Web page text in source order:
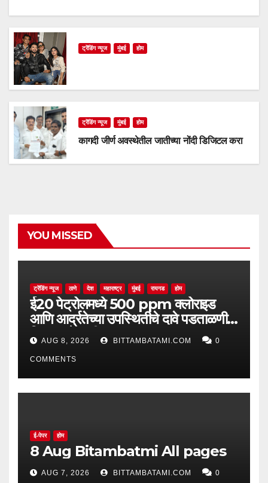
ट्रेंडिंग न्यूज मुंबई होम
ट्रेंडिंग न्यूज मुंबई होम
कागदी जीर्ण अवस्थेतील जातीच्या नोंदी डिजिटल करा
YOU MISSED
ट्रेंडिंग न्यूज ठाणे देश महाराष्ट्र मुंबई रायगड होम
ई20 पेट्रोलमध्ये 500 ppm क्लोराइड
आणि आर्द्रतेच्या उपस्थितीचे दावे पडताळणीत
सिद्ध झाले नाहीत
AUG 8, 2026 BITTAMBATAMI.COM 0
COMMENTS
ई-पेपर होम
8 Aug Bitambatmi All pages
AUG 7, 2026 BITTAMBATAMI.COM 0